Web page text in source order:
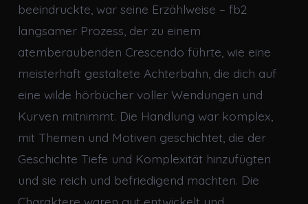
beeindruckte, war seine Erzählweise – fb2
langsamer Prozess, der zu einem
atemberaubenden Crescendo führte, wie eine
meisterhaft gestaltete Achterbahn, die dich auf
eine wilde hörbücher voller Wendungen und
Kurven mitnimmt. Die Handlung war komplex,
mit Themen und Motiven geschichtet, die der
Geschichte Tiefe und Komplexität hinzufügten
und sie reich und befriedigend machten. Die